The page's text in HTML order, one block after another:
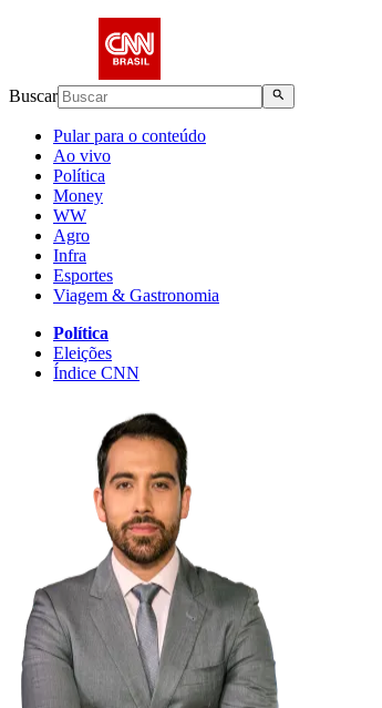
Buscar
Pular para o conteúdo
Ao vivo
Política
Money
WW
Agro
Infra
Esportes
Viagem & Gastronomia
Política
Eleições
Índice CNN